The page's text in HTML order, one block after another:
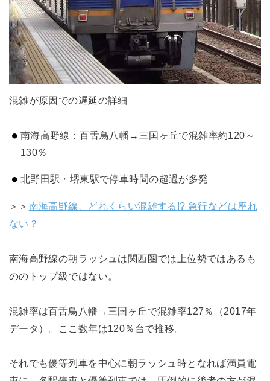
混雑が原因での遅延の詳細
南海高野線：百舌鳥八幡→三国ヶ丘で混雑率約120～
130％
北野田駅・堺東駅で停車時間の超過が多発
＞＞ 南海高野線、どれくらい混雑する!? 急行などは座れ
ない？
南海高野線の朝ラッシュは関西圏では上位勢ではあるも
ののトップ級ではない。
混雑率は百舌鳥八幡→三国ヶ丘で混雑率127％（2017年
データ）。ここ数年は120％台で推移。
それでも優等列車を中心に朝ラッシュ時となれば満員電